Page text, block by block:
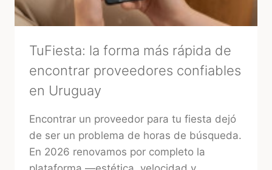
TuFiesta: la forma más rápida de
encontrar proveedores confiables
en Uruguay
Encontrar un proveedor para tu fiesta dejó
de ser un problema de horas de búsqueda.
En 2026 renovamos por completo la